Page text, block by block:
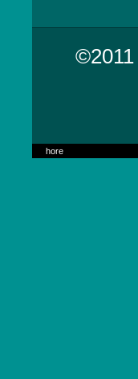
©2011
hore